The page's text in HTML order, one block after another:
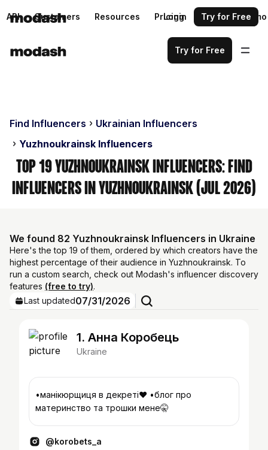
API Customers Resources Pricing Request a demo
Login Try for Free
Try for Free
Find Influencers
Ukrainian Influencers
Yuzhnoukrainsk Influencers
Top 19 Yuzhnoukrainsk Influencers: Find
Influencers in Yuzhnoukrainsk (Jul 2026)
We found 82 Yuzhnoukrainsk Influencers in Ukraine
Here's the top 19 of them, ordered by which creators have the
highest percentage of their audience in Yuzhnoukrainsk. To
run a custom search, check out Modash's influencer discovery
features (free to try).
Last updated07/31/2026
1. Анна Коробець
Ukraine
•манікюрщиця в декреті❤️ •блог про
материнство та трошки мене🤫
@korobets_a